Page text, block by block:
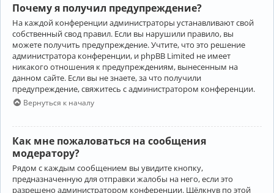
Почему я получил предупреждение?
На каждой конференции администраторы устанавливают свой
собственный свод правил. Если вы нарушили правило, вы
можете получить предупреждение. Учтите, что это решение
администратора конференции, и phpBB Limited не имеет
никакого отношения к предупреждениям, вынесенным на
данном сайте. Если вы не знаете, за что получили
предупреждение, свяжитесь с администратором конференции.
Вернуться к началу
Как мне пожаловаться на сообщения
модератору?
Рядом с каждым сообщением вы увидите кнопку,
предназначенную для отправки жалобы на него, если это
разрешено администратором конференции. Щёлкнув по этой